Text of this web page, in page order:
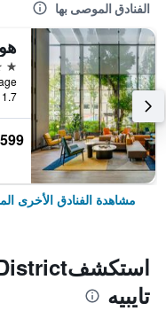
الفنادق الموصى بها
4 نجوم
1.7 كيلومتر عن وسط المدينة
599 ﷼
مشاهدة الفنادق الأخرى
تايبيه